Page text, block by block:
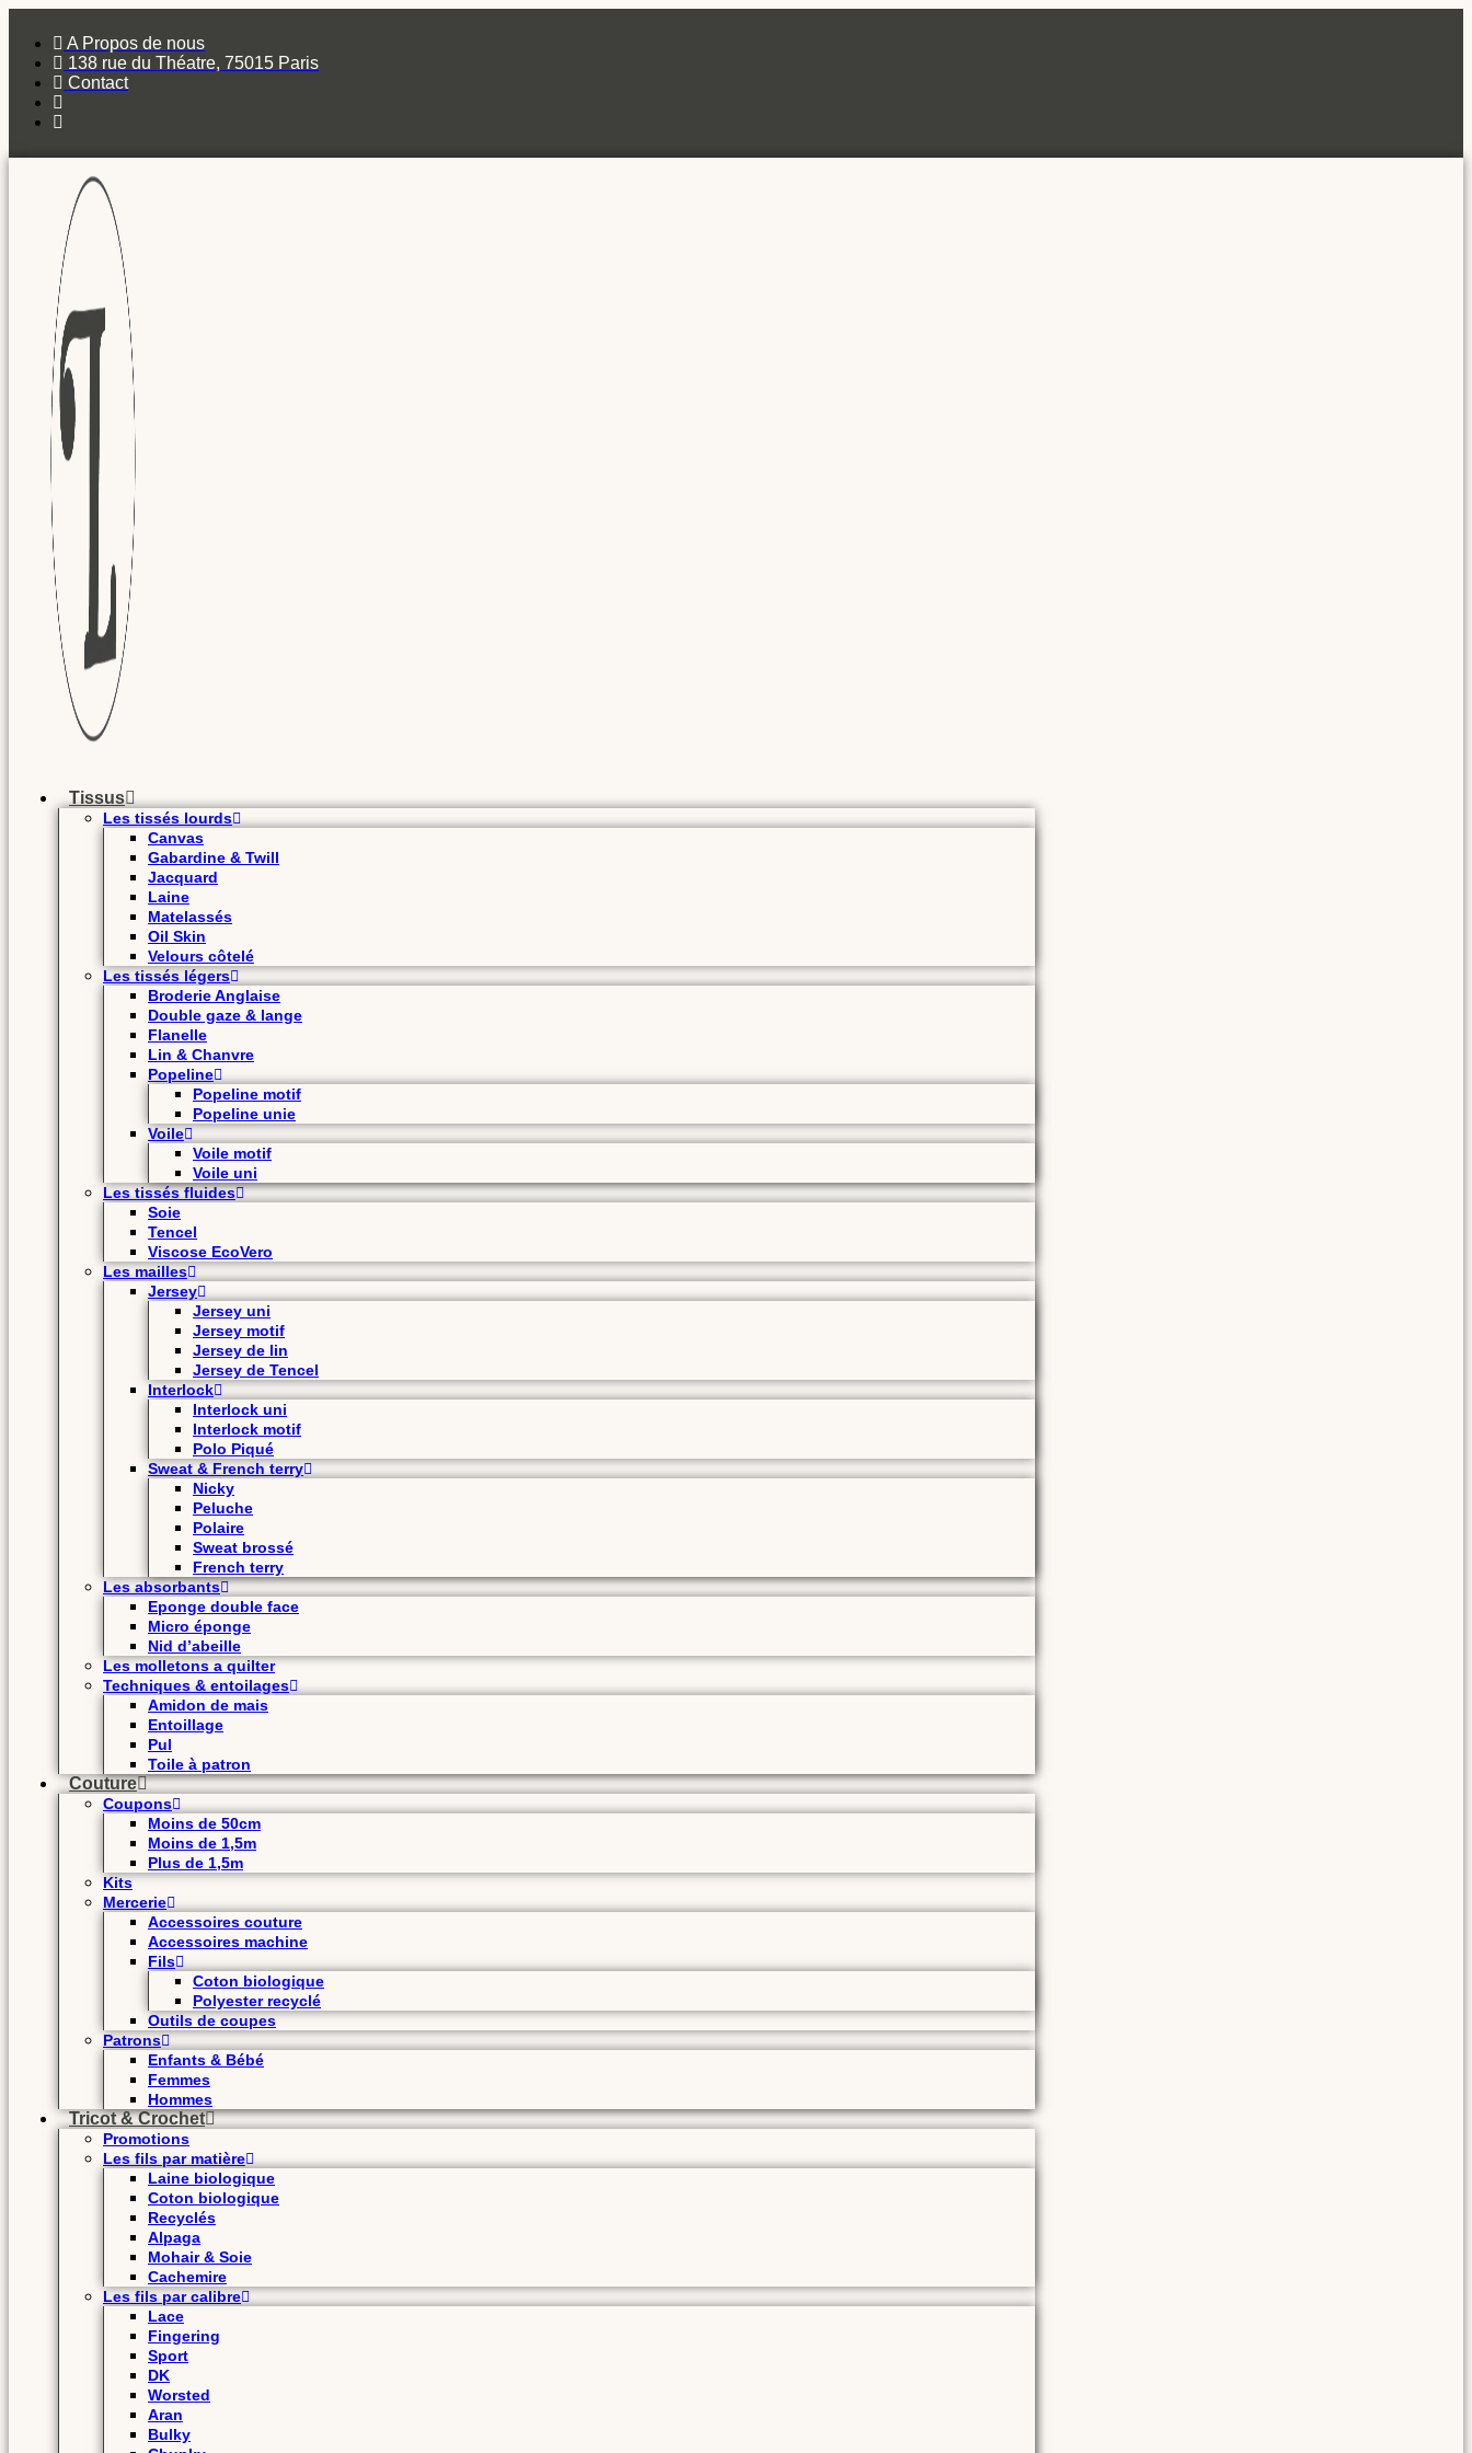
A Propos de nous
138 rue du Théatre, 75015 Paris
Contact
Tissus
Les tissés lourds
Canvas
Gabardine & Twill
Jacquard
Laine
Matelassés
Oil Skin
Velours côtelé
Les tissés légers
Broderie Anglaise
Double gaze & lange
Flanelle
Lin & Chanvre
Popeline
Popeline motif
Popeline unie
Voile
Voile motif
Voile uni
Les tissés fluides
Soie
Tencel
Viscose EcoVero
Les mailles
Jersey
Jersey uni
Jersey motif
Jersey de lin
Jersey de Tencel
Interlock
Interlock uni
Interlock motif
Polo Piqué
Sweat & French terry
Nicky
Peluche
Polaire
Sweat brossé
French terry
Les absorbants
Eponge double face
Micro éponge
Nid d’abeille
Les molletons a quilter
Techniques & entoilages
Amidon de mais
Entoillage
Pul
Toile à patron
Couture
Coupons
Moins de 50cm
Moins de 1,5m
Plus de 1,5m
Kits
Mercerie
Accessoires couture
Accessoires machine
Fils
Coton biologique
Polyester recyclé
Outils de coupes
Patrons
Enfants & Bébé
Femmes
Hommes
Tricot & Crochet
Promotions
Les fils par matière
Laine biologique
Coton biologique
Recyclés
Alpaga
Mohair & Soie
Cachemire
Les fils par calibre
Lace
Fingering
Sport
DK
Worsted
Aran
Bulky